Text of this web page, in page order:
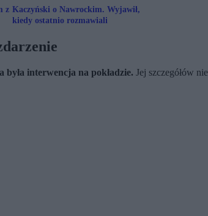
z Kaczyński o Nawrockim. Wyjawił,
kiedy ostatnio rozmawiali
interwencja na pokładzie. Jej szczegółów